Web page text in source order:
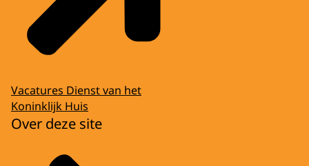
Vacatures Dienst van het
Koninklijk Huis
Over deze site